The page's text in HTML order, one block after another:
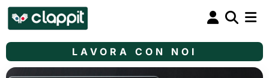
LAVORA CON NOI